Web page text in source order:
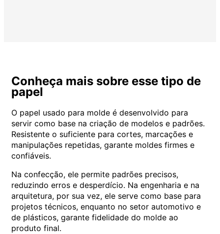
Conheça mais sobre esse tipo de
papel
O papel usado para molde é desenvolvido para
servir como base na criação de modelos e padrões.
Resistente o suficiente para cortes, marcações e
manipulações repetidas, garante moldes firmes e
confiáveis.
Na confecção, ele permite padrões precisos,
reduzindo erros e desperdício. Na engenharia e na
arquitetura, por sua vez, ele serve como base para
projetos técnicos, enquanto no setor automotivo e
de plásticos, garante fidelidade do molde ao
produto final.